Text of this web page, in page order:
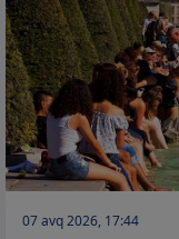
07 avq 2026, 17:44